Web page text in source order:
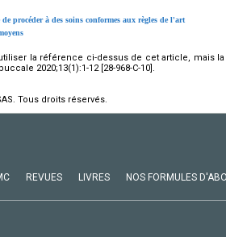
procéder à des soins conformes aux règles de l'art
la référence ci-dessus de cet article, mais
2020;13(1):1-12 [28-968-C-10].
Tous droits réservés.
REVUES LIVRES NOS FORMULES